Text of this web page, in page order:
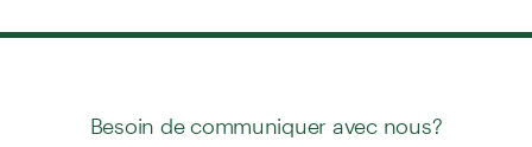
Besoin de communiquer avec nous?